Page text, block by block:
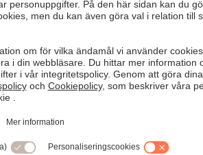
på bästa läge
butiker. Man behöll namnet Lyko
e-handel, 33 butiker, varav 26 i Sverige.
Johan. Det var företagets största butik
på event, upplevelser och
uppmärksamhet i Norge.
på ett liknande attraktivt läge. Sen